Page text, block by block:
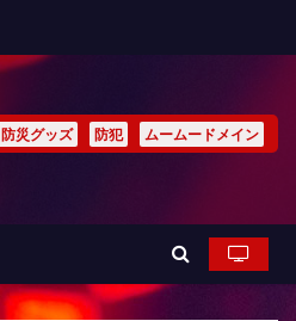
防災グッズ 防犯 ムームードメイン